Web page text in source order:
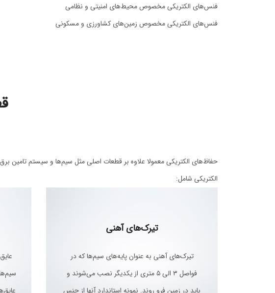
فنس‌های الکتریکی مخصوص محیط‌های امنیتی و نظامی
فنس‌های الکتریکی مخصوص زمین‌های کشاورزی و مسکونی
حفاظ‌های الکتریکی معمولا علاوه بر قطعات اصلی مثل سیم‌ها و سیستم تامین
الکتریکی شامل:
تیرک‌های آهنی
تیرک‌های آهنی به عنوان پایه‌های سیم‌ها که در
فواصل ۳ الی ۵ متری از یکدیگر نصب می‌شوند و
باید در زمین فرو روند. نمونه استاندارد آنها از جنس